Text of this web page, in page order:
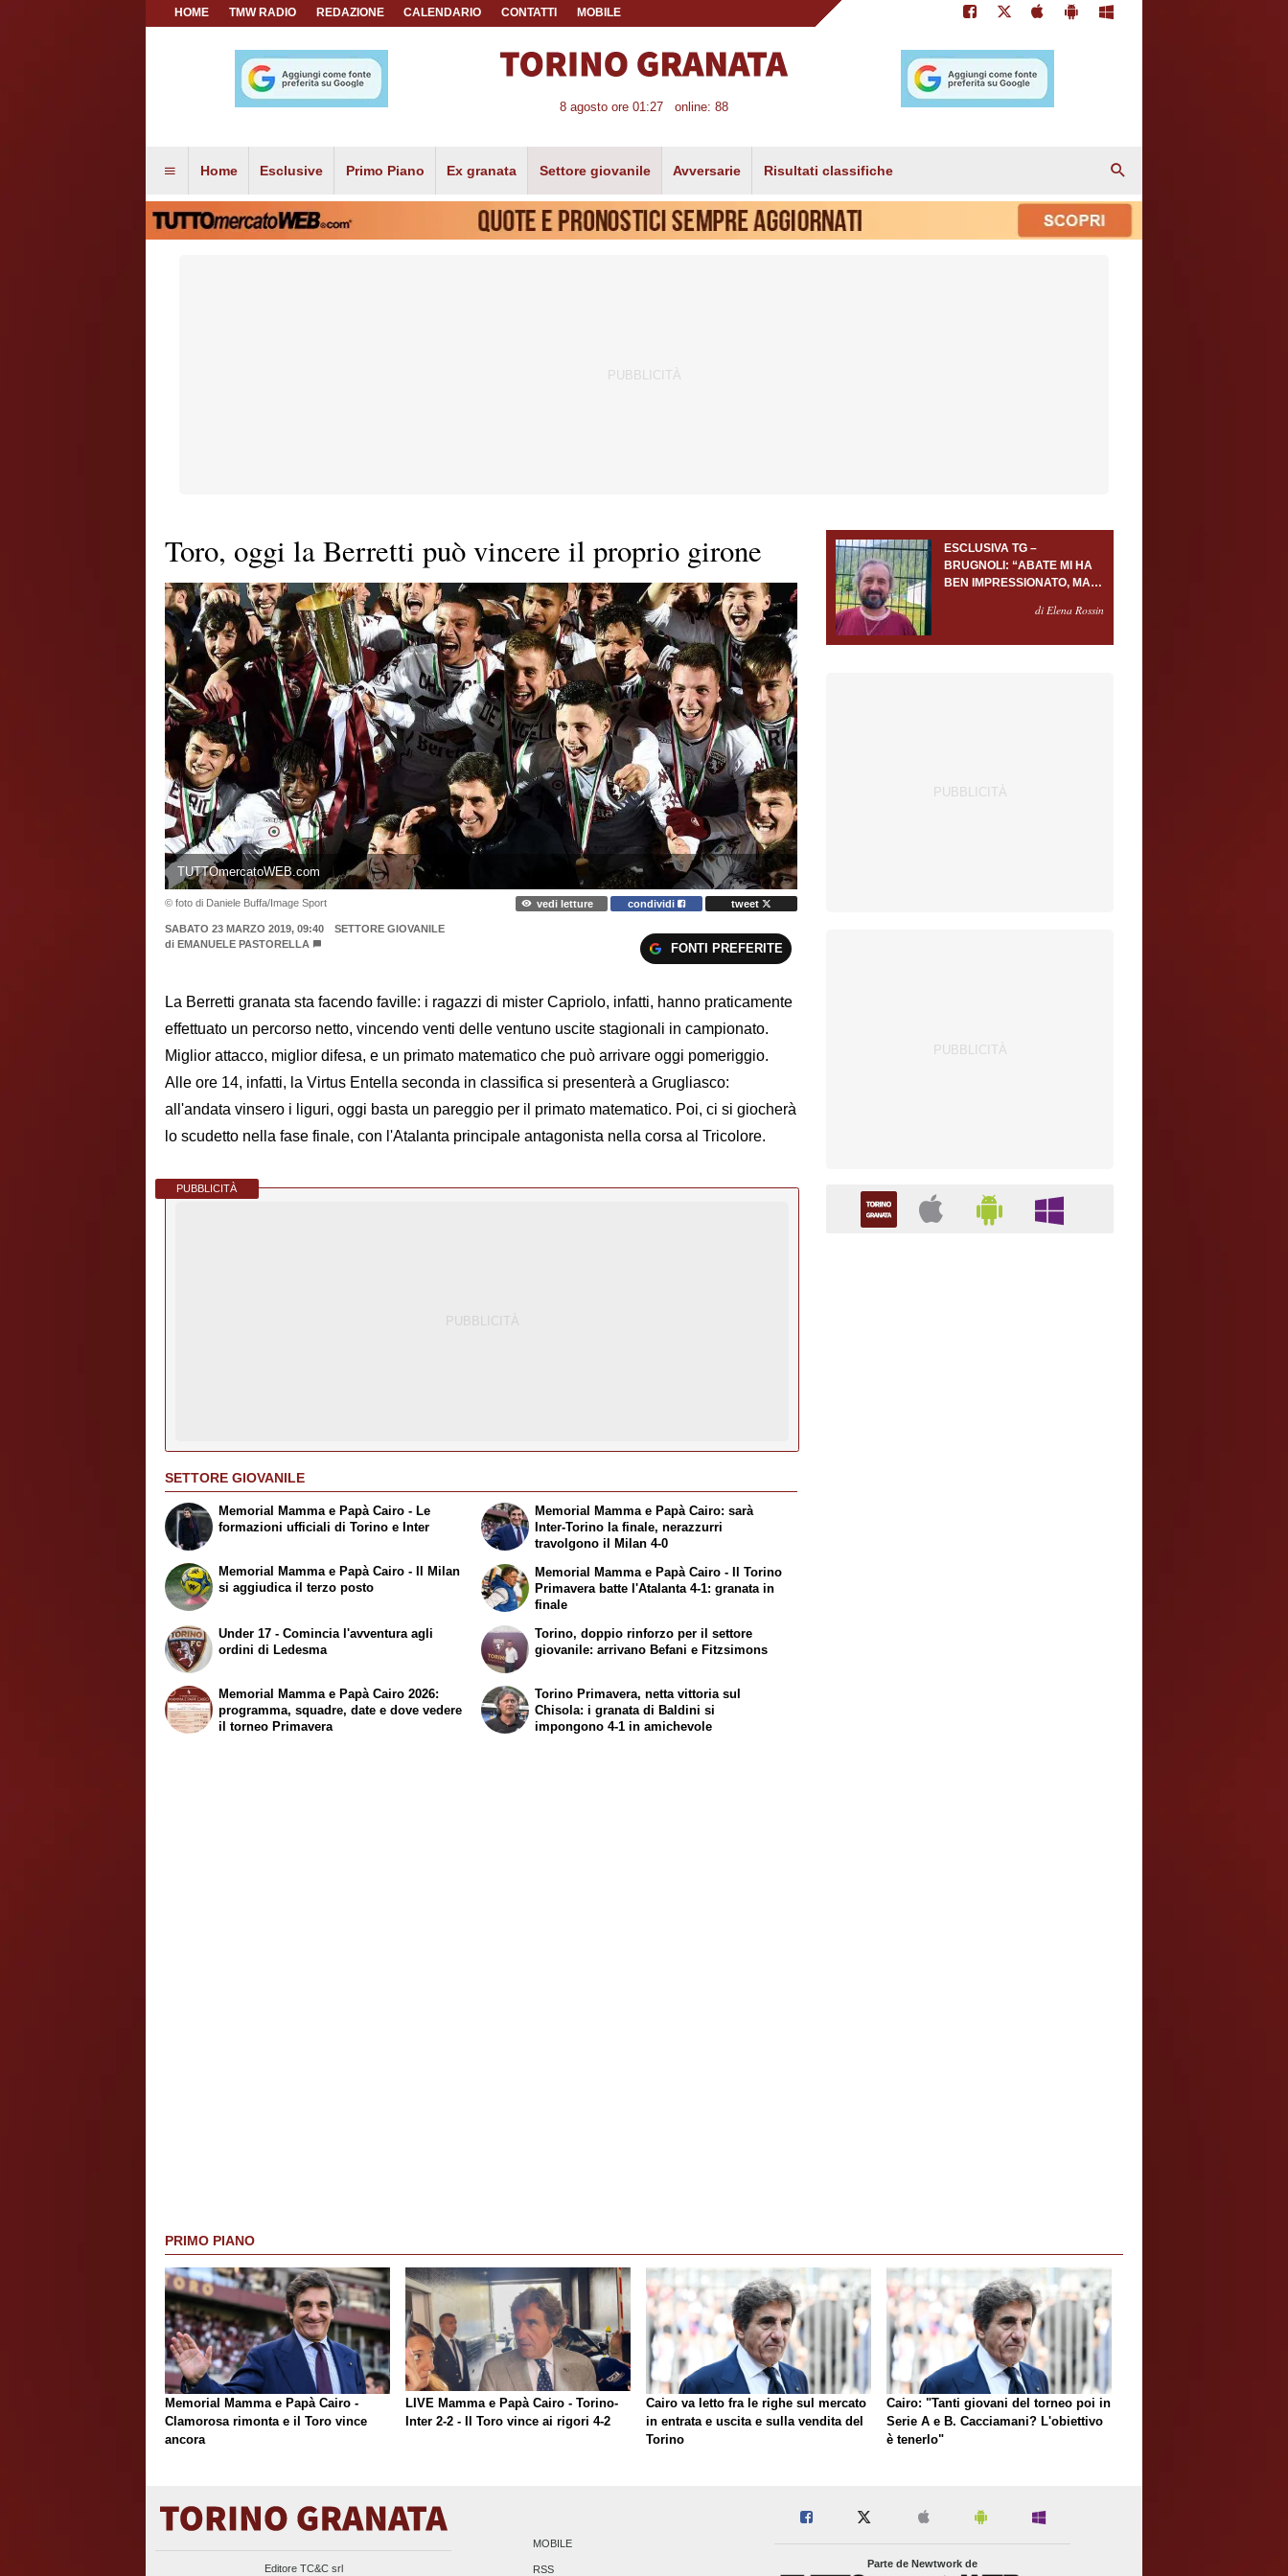
HOME TMW RADIO REDAZIONE CALENDARIO CONTATTI MOBILE
8 agosto ore 01:27 online: 88
Home Esclusive Primo Piano Ex granata Settore giovanile Avversarie Risultati classifiche
Toro, oggi la Berretti può vincere il proprio girone
TUTTOmercatoWEB.com
© foto di Daniele Buffa/Image Sport vedi letture condividi tweet
SABATO 23 MARZO 2019, 09:40
SETTORE GIOVANILE
di EMANUELE PASTORELLA FONTI PREFERITE
La Berretti granata sta facendo faville: i ragazzi di mister Capriolo, infatti, hanno praticamente
effettuato un percorso netto, vincendo venti delle ventuno uscite stagionali in campionato.
Miglior attacco, miglior difesa, e un primato matematico che può arrivare oggi pomeriggio.
Alle ore 14, infatti, la Virtus Entella seconda in classifica si presenterà a Grugliasco:
all'andata vinsero i liguri, oggi basta un pareggio per il primato matematico. Poi, ci si giocherà
lo scudetto nella fase finale, con l'Atalanta principale antagonista nella corsa al Tricolore.
PUBBLICITÀ
SETTORE GIOVANILE
Memorial Mamma e Papà Cairo - Le
formazioni ufficiali di Torino e Inter
Memorial Mamma e Papà Cairo - Il Milan
si aggiudica il terzo posto
Memorial Mamma e Papà Cairo: sarà
Inter-Torino la finale, nerazzurri
travolgono il Milan 4-0
Memorial Mamma e Papà Cairo - Il Torino
Primavera batte l'Atalanta 4-1: granata in
finale
Under 17 - Comincia l'avventura agli
ordini di Ledesma
Memorial Mamma e Papà Cairo 2026:
programma, squadre, date e dove vedere
il torneo Primavera
Torino, doppio rinforzo per il settore
giovanile: arrivano Befani e Fitzsimons
Torino Primavera, netta vittoria sul
Chisola: i granata di Baldini si
impongono 4-1 in amichevole
ESCLUSIVA TG –
BRUGNOLI: “ABATE MI HA
BEN IMPRESSIONATO, MA
PORTIERE SERVONOdi Elena Rossin
PRIMO PIANO
Memorial Mamma e Papà Cairo -
Clamorosa rimonta e il Toro vince
ancora
LIVE Mamma e Papà Cairo - Torino-
Inter 2-2 - Il Toro vince ai rigori 4-2
Cairo va letto fra le righe sul mercato
in entrata e uscita e sulla vendita del
Torino
Cairo: "Tanti giovani del torneo poi in
Serie A e B. Cacciamani? L'obiettivo
è tenerlo"
Editore TC&C srl
MOBILE
RSS
Parte de Newtwork de